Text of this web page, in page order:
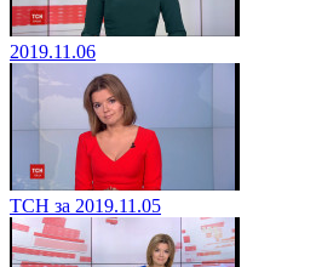
2019.11.06
ТСН за 2019.11.05